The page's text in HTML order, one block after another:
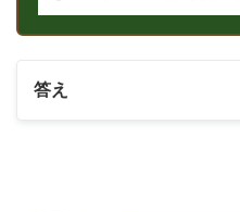
答え